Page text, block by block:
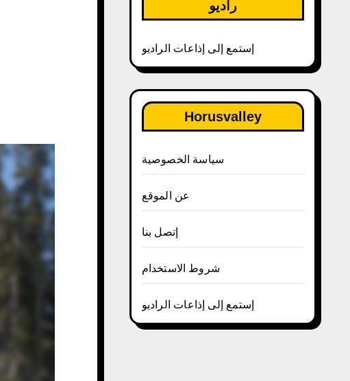
راديو
إستمع إلى إذاعات الراديو
Horusvalley
سياسة الخصوصية
عن الموقع
إتصل بنا
شروط الاستخدام
إستمع إلى إذاعات الراديو